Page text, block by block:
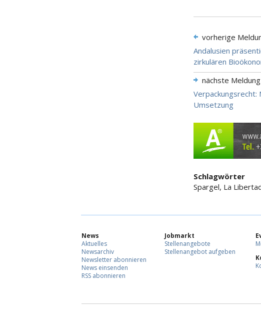
vorherige
Andalusien
zirkulären
nächste Meldung
Umsetzung
Schlagwörter
Spargel, La
News
Aktuelles
Newsarchiv
Newsletter abonnieren
News einsenden
RSS abonnieren
Jobmarkt
Stellenangebote
Stellenangebot aufgeben